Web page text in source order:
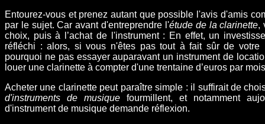
Entourez-vous et prenez autant que possible l'avis d'amis
par le sujet. Car avant d'entreprendre l'étude de la clarinette,
choix, puis à l’achat de l'instrument: En effet, un
réfléchi : alors, si vous n'êtes pas tout à fait sûr de votre
pourquoi ne pas essayer auparavant un instrument de
louer une clarinette à compter d'une trentaine d’euros par
Acheter une clarinette peut paraître simple : il suffirait de
d'instruments de musique fourmillent, et notamment
d'instrument de musique demande réflexion.